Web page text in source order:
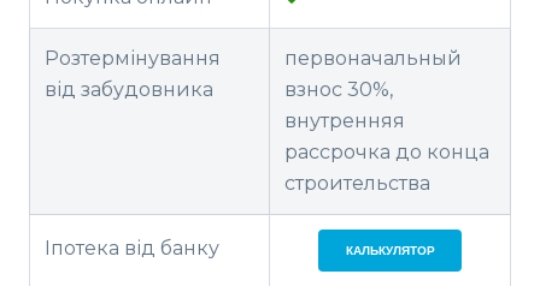
Розтермінування
від забудовника
первоначальный
взнос 30%,
внутренняя
рассрочка до конца
строительства
Іпотека від банку КАЛЬКУЛЯТОР